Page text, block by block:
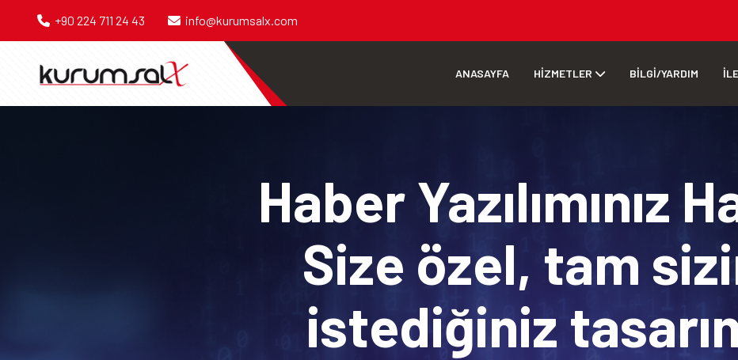
+90 224 711 24 43 info@kurumsalx.com
ANASAYFA HİZMETLER BİLGİ/YARDIM
Haber Yazılımınız
Size özel, tam
istediğiniz